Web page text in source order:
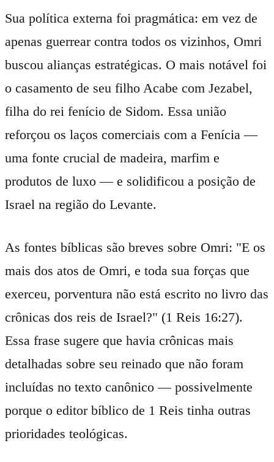
Sua política externa foi pragmática: em vez de
apenas guerrear contra todos os vizinhos, Omri
buscou alianças estratégicas. O mais notável foi
o casamento de seu filho Acabe com Jezabel,
filha do rei fenício de Sidom. Essa união
reforçou os laços comerciais com a Fenícia —
uma fonte crucial de madeira, marfim e
produtos de luxo — e solidificou a posição de
Israel na região do Levante.
As fontes bíblicas são breves sobre Omri: "E os
mais dos atos de Omri, e toda sua forças que
exerceu, porventura não está escrito no livro das
crônicas dos reis de Israel?" (1 Reis 16:27).
Essa frase sugere que havia crônicas mais
detalhadas sobre seu reinado que não foram
incluídas no texto canônico — possivelmente
porque o editor bíblico de 1 Reis tinha outras
prioridades teológicas.